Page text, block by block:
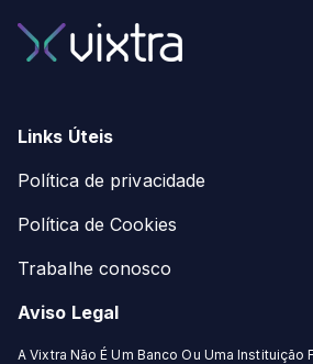
Links Úteis
Política de privacidade
Política de Cookies
Trabalhe conosco
Aviso Legal
A Vixtra Não É Um Banco Ou Uma Instituição